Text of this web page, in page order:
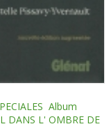
Album
DANS L' OMBRE DE